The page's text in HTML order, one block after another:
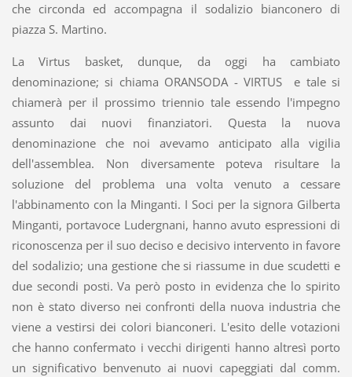
che circonda ed accompagna il sodalizio bianconero di
piazza S. Martino.
La Virtus basket, dunque, da oggi ha cambiato
denominazione; si chiama ORANSODA - VIRTUS e tale si
chiamerà per il prossimo triennio tale essendo l'impegno
assunto dai nuovi finanziatori. Questa la nuova
denominazione che noi avevamo anticipato alla vigilia
dell'assemblea. Non diversamente poteva risultare la
soluzione del problema una volta venuto a cessare
l'abbinamento con la Minganti. I Soci per la signora Gilberta
Minganti, portavoce Ludergnani, hanno avuto espressioni di
riconoscenza per il suo deciso e decisivo intervento in favore
del sodalizio; una gestione che si riassume in due scudetti e
due secondi posti. Va però posto in evidenza che lo spirito
non è stato diverso nei confronti della nuova industria che
viene a vestirsi dei colori bianconeri. L'esito delle votazioni
che hanno confermato i vecchi dirigenti hanno altresì porto
un significativo benvenuto ai nuovi capeggiati dal comm.